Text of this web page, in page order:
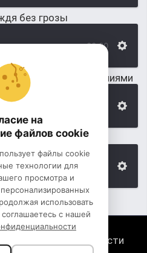
без грозы
00:00
молниями
птиц и шум дождя
конфиденциальности
на
файлов cookie
файлы cookie
технологии для
просмотра и
использовать
с нашей